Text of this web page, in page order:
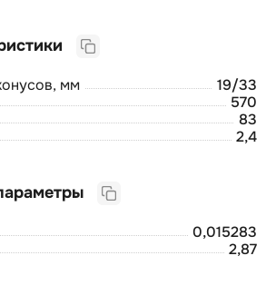
мм
19/33
570
83
2,4
0,015283
2,87